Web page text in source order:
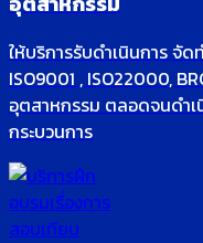
ให้บริการรับดำเนินการ จัด
ISO9001 , ISO22000,
อุตสาหกรรม ตลอดจนดำเ
กระบวนการ